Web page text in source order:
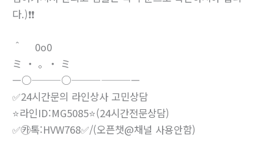
다.)❗❗
＾ 0o0
ミ ・ 。・ ミ
—○———○———————
✅24시간문의 라인상사 고민상담
⭐라인ID:MG5085⭐(24시간전문상담)
✅㉸톡:HVW768✅/(오픈챗@채널 사용안함)